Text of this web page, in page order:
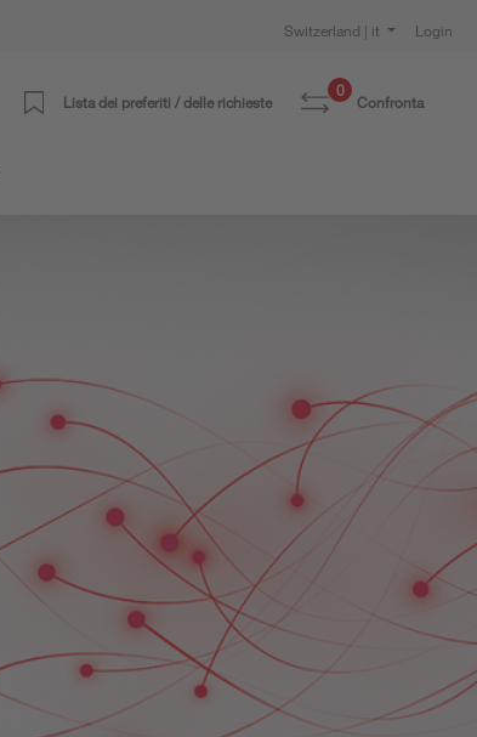
Switzerland | it Login
Lista dei preferiti / delle richieste
0
Confronta